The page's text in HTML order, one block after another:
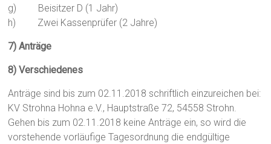
g) Beisitzer D (1 Jahr)
h) Zwei Kassenprüfer (2 Jahre)
7) Anträge
8) Verschiedenes
Anträge sind bis zum 02.11.2018 schriftlich einzureichen bei:
KV Strohna Hohna e.V., Hauptstraße 72, 54558 Strohn.
Gehen bis zum 02.11.2018 keine Anträge ein, so wird die
vorstehende vorläufige Tagesordnung die endgültige